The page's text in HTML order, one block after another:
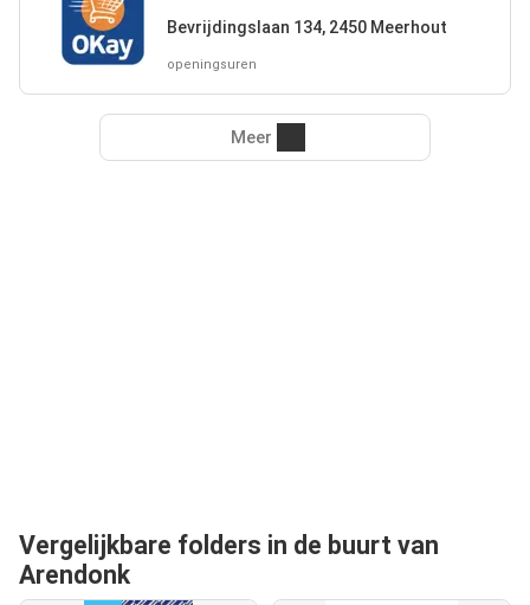
Bevrijdingslaan 134, 2450 Meerhout
openingsuren
Meer
Vergelijkbare folders in de buurt van
Arendonk